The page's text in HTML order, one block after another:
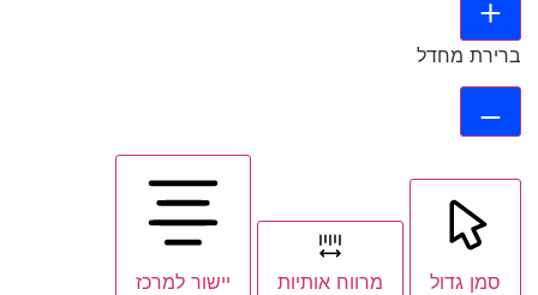
ברירת מחדל
סמן גדול מרווח אותיות יישור למרכז